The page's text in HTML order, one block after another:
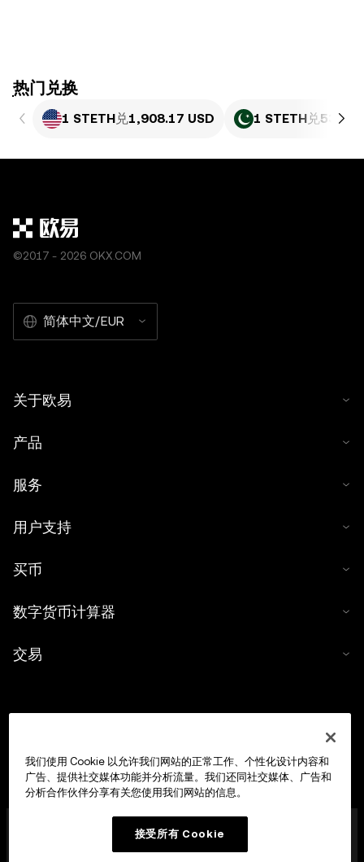
ִִִִִִִִִִִִִִִִִִִִִִִִִִִִִִִִִִִִִִִִִִִִִִִִ热门兑换
1 STETH兑1,908.17 USD 1 STETH 兑
©2017 - 2026 OKX.COM
简体中文/EUR
关于欧易
产品
服务
用户支持
买币
数字货币计算器
交易
(MFSA) 依据《数字货币资产市场法案》(马耳他法律第 647
章) 第 28 条授权成立的数字货币资产服务提供商 (CASP)，
我们使用 Cookie 以允许我们网站的正常工作、个性化设计内容和
广告、提供社交媒体功能并分析流量。我们还同社交媒体、广告和
分析合作伙伴分享有关您使用我们网站的信息。
接受所有 Cookie